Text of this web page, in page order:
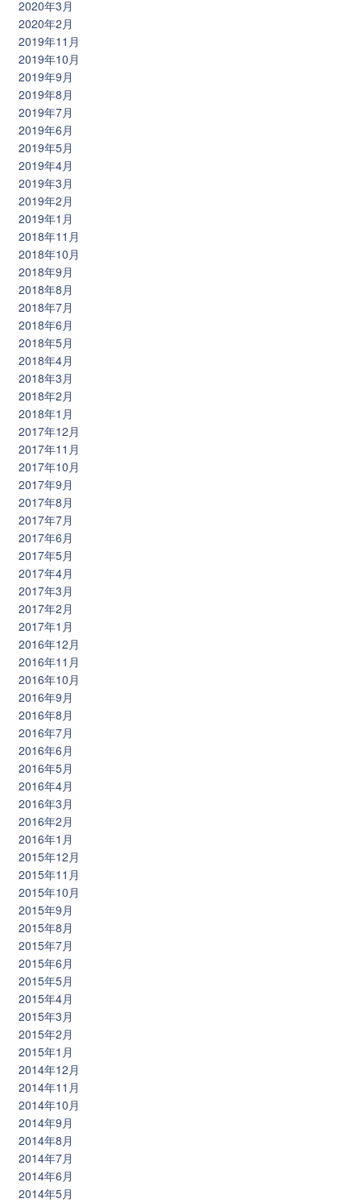
2020年3月
2020年2月
2019年11月
2019年10月
2019年9月
2019年8月
2019年7月
2019年6月
2019年5月
2019年4月
2019年3月
2019年2月
2019年1月
2018年11月
2018年10月
2018年9月
2018年8月
2018年7月
2018年6月
2018年5月
2018年4月
2018年3月
2018年2月
2018年1月
2017年12月
2017年11月
2017年10月
2017年9月
2017年8月
2017年7月
2017年6月
2017年5月
2017年4月
2017年3月
2017年2月
2017年1月
2016年12月
2016年11月
2016年10月
2016年9月
2016年8月
2016年7月
2016年6月
2016年5月
2016年4月
2016年3月
2016年2月
2016年1月
2015年12月
2015年11月
2015年10月
2015年9月
2015年8月
2015年7月
2015年6月
2015年5月
2015年4月
2015年3月
2015年2月
2015年1月
2014年12月
2014年11月
2014年10月
2014年9月
2014年8月
2014年7月
2014年6月
2014年5月